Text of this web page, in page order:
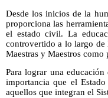
Desde los inicios de la
proporciona las
el estado civil. La
controvertido a lo largo de
Maestras y Maestros
Para lograr una
importancia que el
aquellos que integran el